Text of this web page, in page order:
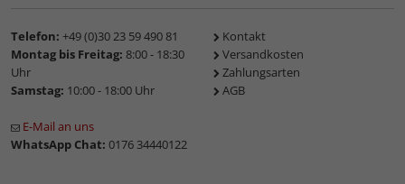
Telefon: +49 (0)30 23 59 490 81
Montag bis Freitag: 8:00 - 18:30
Uhr
Samstag: 10:00 - 18:00 Uhr
E-Mail an uns
WhatsApp Chat: 0176 34440122
Kontakt
Versandkosten
Zahlungsarten
AGB